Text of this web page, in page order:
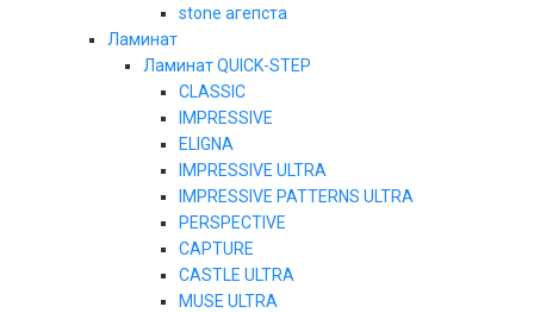
stone агепста
Ламинат
Ламинат QUICK-STEP
CLASSIC
IMPRESSIVE
ELIGNA
IMPRESSIVE ULTRA
IMPRESSIVE PATTERNS ULTRA
PERSPECTIVE
CAPTURE
CASTLE ULTRA
MUSE ULTRA